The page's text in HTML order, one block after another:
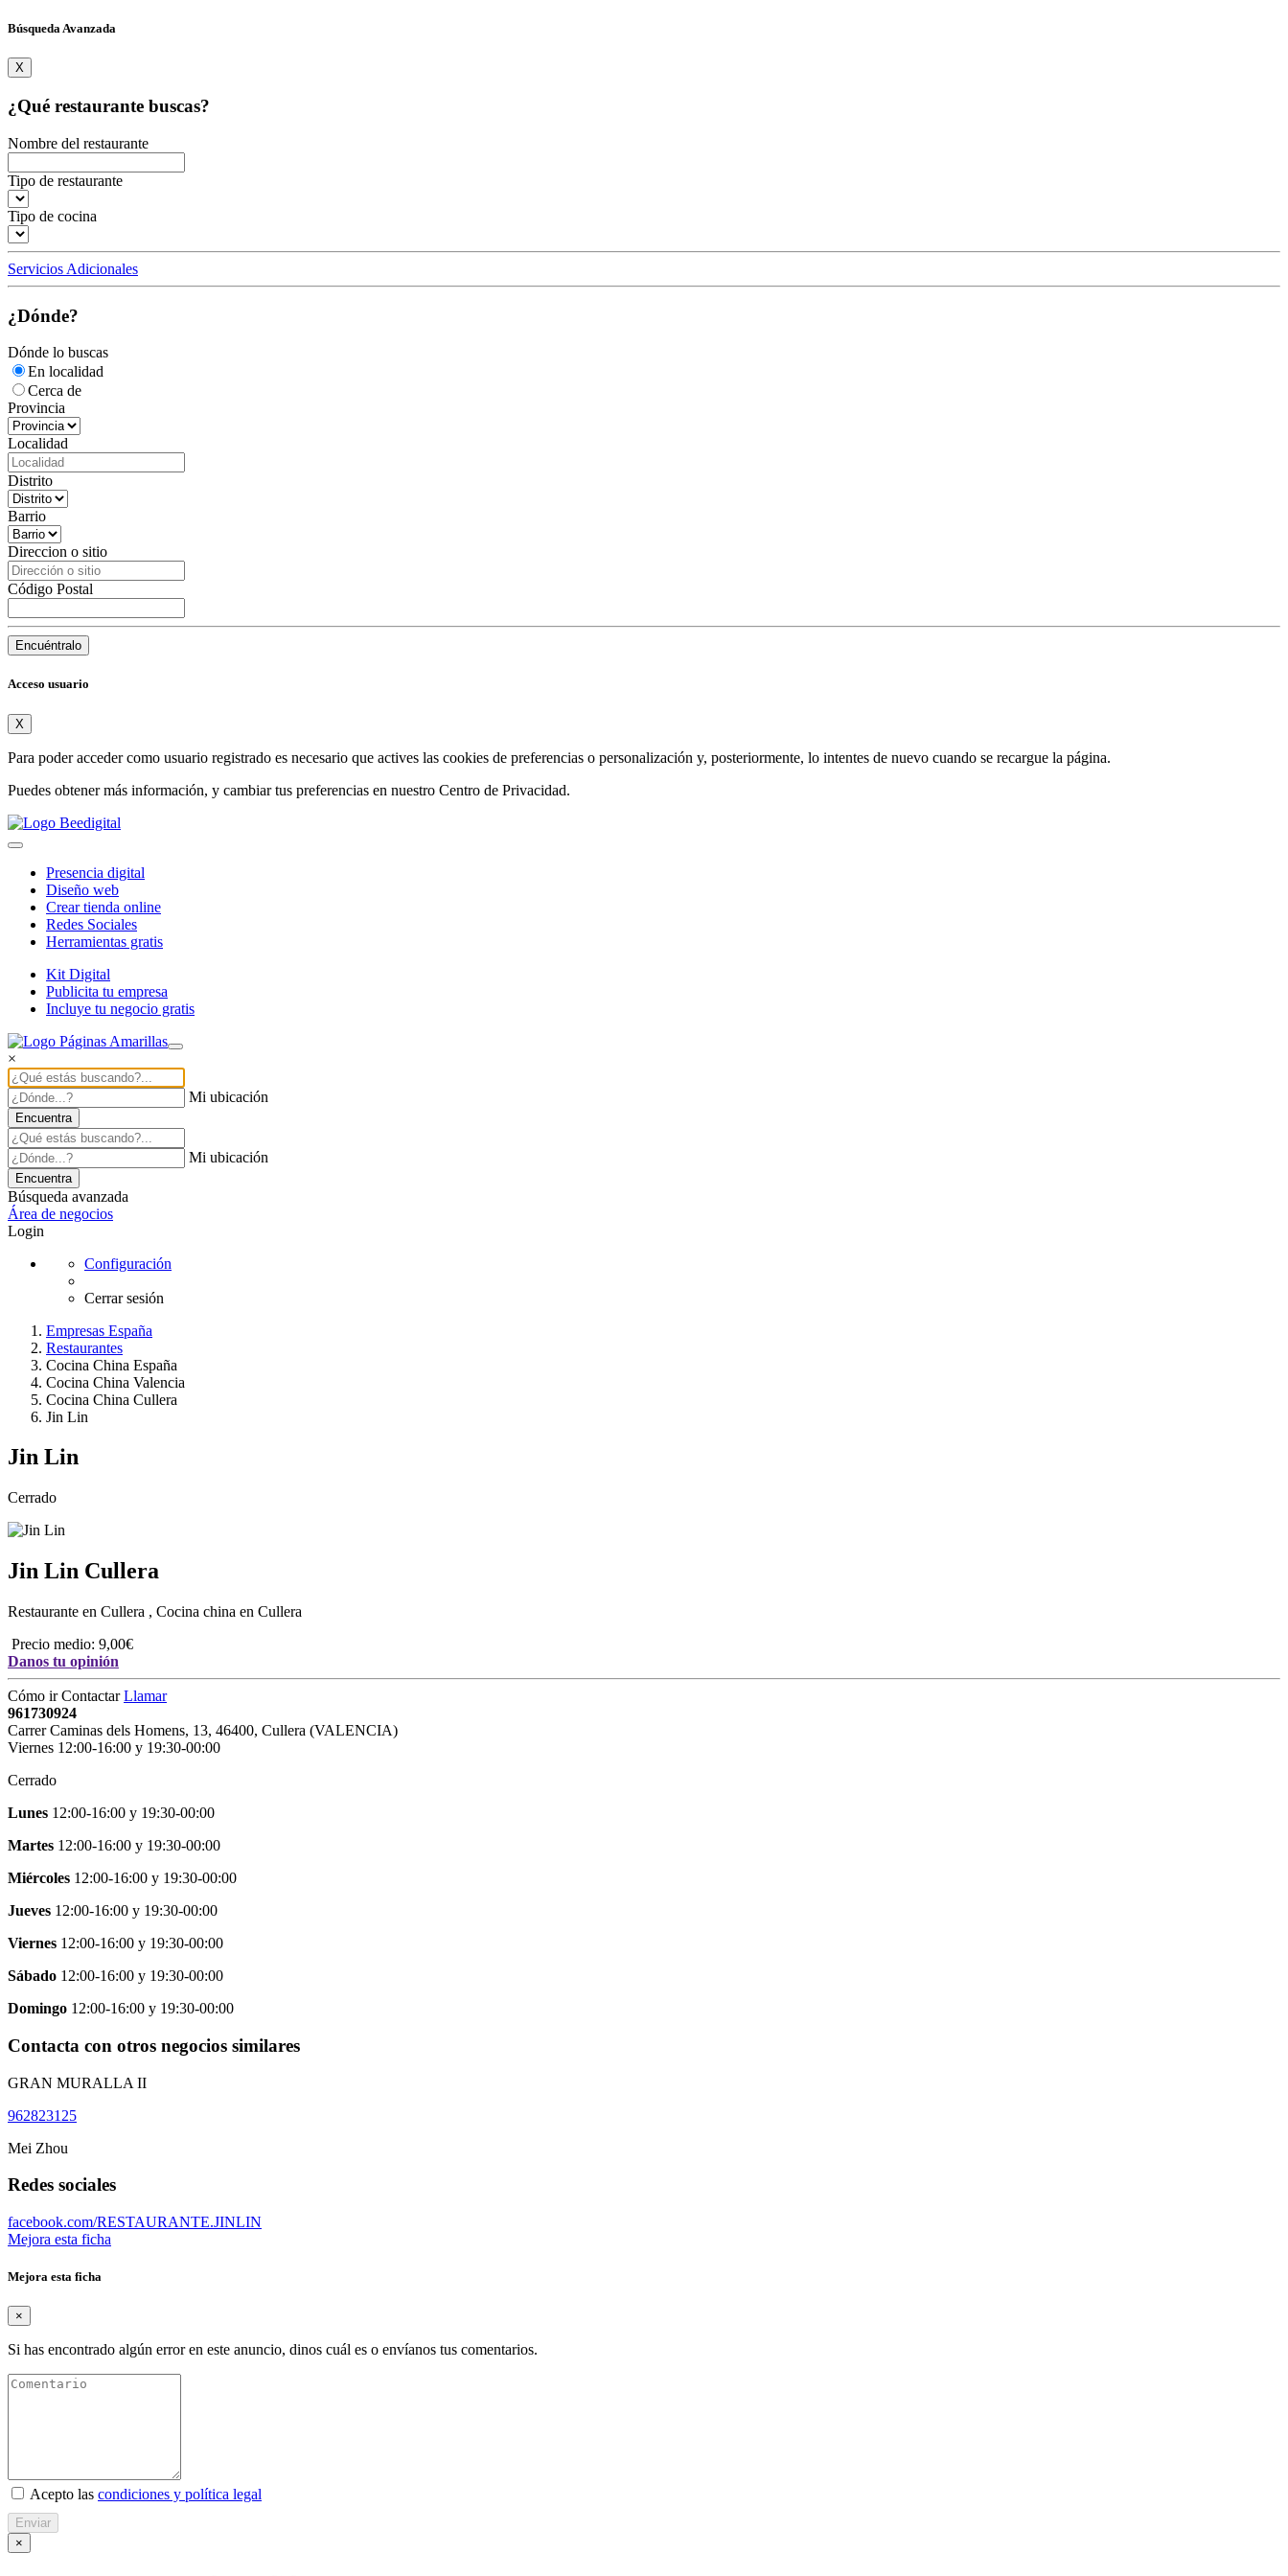
Búsqueda Avanzada
X
¿Qué restaurante buscas?
Nombre del restaurante
Tipo de restaurante
Tipo de cocina
Servicios Adicionales
¿Dónde?
Dónde lo buscas
En localidad
Cerca de
Provincia
Localidad
Distrito
Barrio
Direccion o sitio
Código Postal
Encuéntralo
Acceso usuario
X
Para poder acceder como usuario registrado es necesario que actives las cookies de preferencias o personalización y, posteriormente, lo intentes de nuevo cuando se recargue la página.
Puedes obtener más información, y cambiar tus preferencias en nuestro Centro de Privacidad.
Presencia digital
Diseño web
Crear tienda online
Redes Sociales
Herramientas gratis
Kit Digital
Publicita tu empresa
Incluye tu negocio gratis
×
Mi ubicación
Encuentra
Mi ubicación
Encuentra
Búsqueda avanzada
Área de negocios
Login
Configuración
Cerrar sesión
Empresas España
Restaurantes
Cocina China España
Cocina China Valencia
Cocina China Cullera
Jin Lin
Jin Lin
Cerrado
Jin Lin Cullera
Restaurante en Cullera , Cocina china en Cullera
Precio medio: 9,00€
Danos tu opinión
Cómo irContactarLlamar
961730924
Carrer Caminas dels Homens, 13, 46400, Cullera (VALENCIA)
Viernes 12:00-16:00 y 19:30-00:00
Cerrado
Lunes 12:00-16:00 y 19:30-00:00
Martes 12:00-16:00 y 19:30-00:00
Miércoles 12:00-16:00 y 19:30-00:00
Jueves 12:00-16:00 y 19:30-00:00
Viernes 12:00-16:00 y 19:30-00:00
Sábado 12:00-16:00 y 19:30-00:00
Domingo 12:00-16:00 y 19:30-00:00
Contacta con otros negocios similares
GRAN MURALLA II
962823125
Mei Zhou
Redes sociales
facebook.com/RESTAURANTE.JINLIN
Mejora esta ficha
Mejora esta ficha
×
Si has encontrado algún error en este anuncio, dinos cuál es o envíanos tus comentarios.
Acepto las condiciones y política legal
Enviar
×